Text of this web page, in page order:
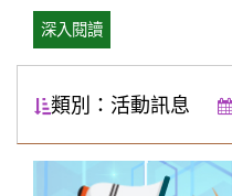
深入閱讀
類別：活動訊息